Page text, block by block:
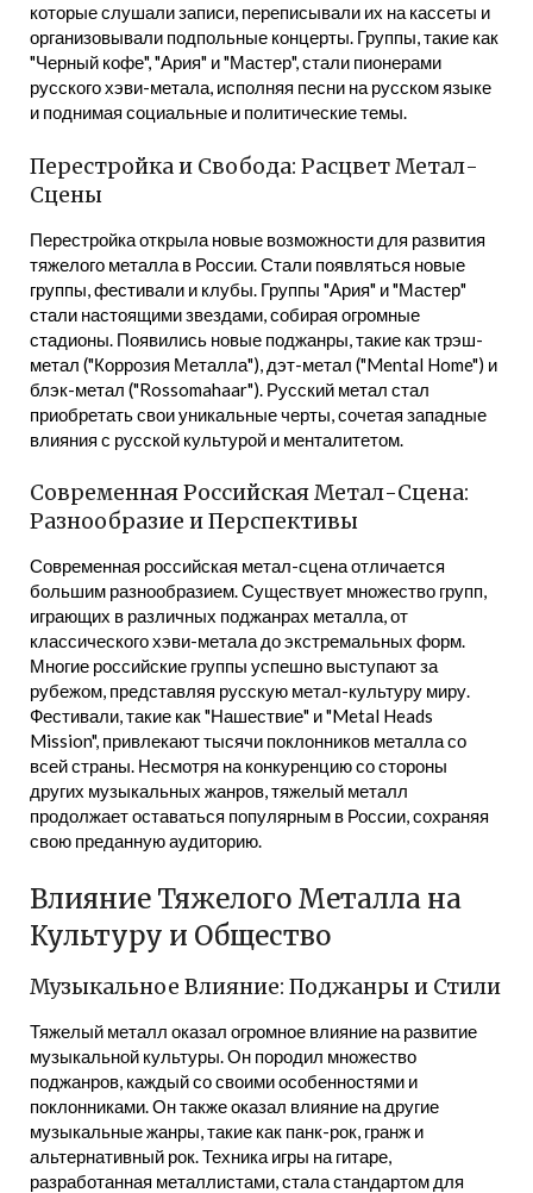
которые слушали записи, переписывали их на кассеты и
организовывали подпольные концерты. Группы, такие как
"Черный кофе", "Ария" и "Мастер", стали пионерами
русского хэви-метала, исполняя песни на русском языке
и поднимая социальные и политические темы.
Перестройка и Свобода: Расцвет Метал-
Сцены
Перестройка открыла новые возможности для развития
тяжелого металла в России. Стали появляться новые
группы, фестивали и клубы. Группы "Ария" и "Мастер"
стали настоящими звездами, собирая огромные
стадионы. Появились новые поджанры, такие как трэш-
метал ("Коррозия Металла"), дэт-метал ("Mental Home") и
блэк-метал ("Rossomahaar"). Русский метал стал
приобретать свои уникальные черты, сочетая западные
влияния с русской культурой и менталитетом.
Современная Российская Метал-Сцена:
Разнообразие и Перспективы
Современная российская метал-сцена отличается
большим разнообразием. Существует множество групп,
играющих в различных поджанрах металла, от
классического хэви-метала до экстремальных форм.
Многие российские группы успешно выступают за
рубежом, представляя русскую метал-культуру миру.
Фестивали, такие как "Нашествие" и "Metal Heads
Mission", привлекают тысячи поклонников металла со
всей страны. Несмотря на конкуренцию со стороны
других музыкальных жанров, тяжелый металл
продолжает оставаться популярным в России, сохраняя
свою преданную аудиторию.
Влияние Тяжелого Металла на
Культуру и Общество
Музыкальное Влияние: Поджанры и Стили
Тяжелый металл оказал огромное влияние на развитие
музыкальной культуры. Он породил множество
поджанров, каждый со своими особенностями и
поклонниками. Он также оказал влияние на другие
музыкальные жанры, такие как панк-рок, гранж и
альтернативный рок. Техника игры на гитаре,
разработанная металлистами, стала стандартом для